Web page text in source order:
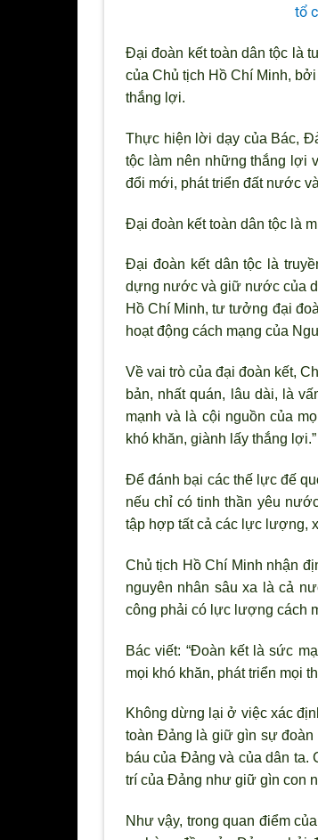
tổ
Đại đoàn kết toàn dân tộc là
của Chủ tịch Hồ Chí Minh,
thắng lợi.
Thực hiện lời dạy của Bác,
tộc làm nên những thắng lợi
đổi mới, phát triển đất nước
Đại đoàn kết toàn dân tộc là
Đại đoàn kết dân tộc là
dựng nước và giữ nước của
Hồ Chí Minh, tư tưởng đại
hoạt động cách mạng của
Về vai trò của đại đoàn kết,
bản, nhất quán, lâu dài, là
mạnh và là cội nguồn của
khó khăn, giành lấy thắng lợi.”
Để đánh bại các thế lực đế
nếu chỉ có tinh thần yêu
tập hợp tất cả các lực lượng,
Chủ tịch Hồ Chí Minh nhận
nguyên nhân sâu xa là cả
công phải có lực lượng cách
Bác viết: “Đoàn kết là sức
mọi khó khăn, phát triển mọi
Không dừng lại ở việc xác
toàn Đảng là giữ gìn sự đoàn
báu của Đảng và của dân
trí của Đảng như giữ gìn con
Như vậy, trong quan điểm